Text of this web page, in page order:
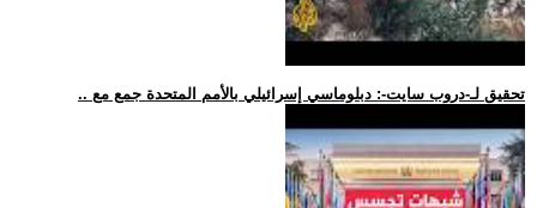
.. تحقيق لـ-دروب سايت-: دبلوماسي إسرائيلي بالأمم المتحدة جمع مع